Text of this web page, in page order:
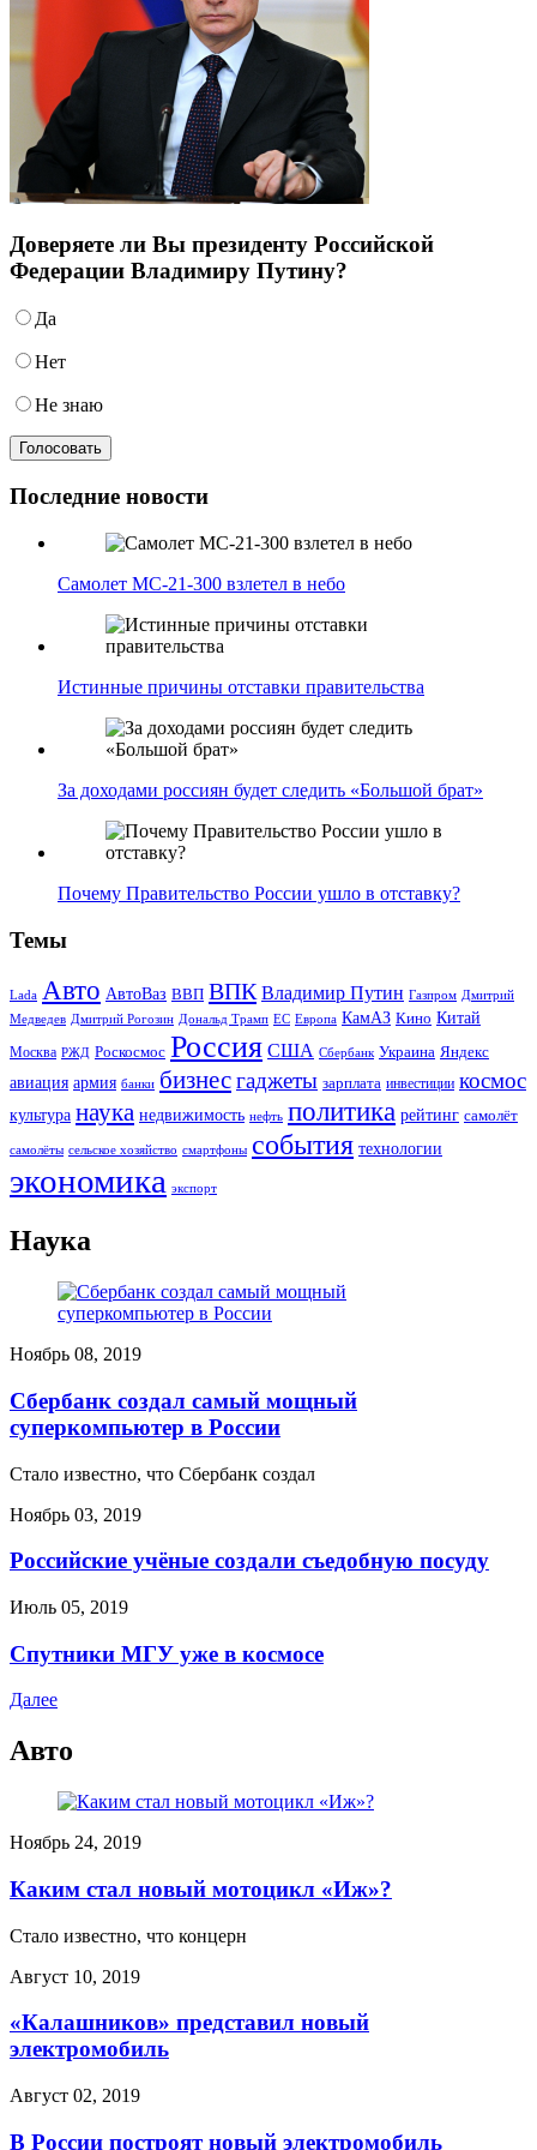
Доверяете ли Вы президенту Российской
Федерации Владимиру Путину?
Да
Нет
Не знаю
Последние новости
Самолет МС-21-300 взлетел в небо
Истинные причины отставки правительства
За доходами россиян будет следить «Большой брат»
Почему Правительство России ушло в отставку?
Темы
Lada Авто АвтоВаз ВВП ВПК Владимир Путин Газпром Дмитрий
Медведев Дмитрий Рогозин Дональд Трамп ЕС Европа КамАЗ Кино Китай
Москва РЖД Роскосмос Россия США Сбербанк Украина Яндекс
авиация армия банки бизнесгаджеты зарплата инвестиции космос
культура наука недвижимость нефть политика рейтинг самолёт
самолёты сельское хозяйство смартфоны события технологии
экономика экспорт
Наука
Ноябрь 08, 2019
Сбербанк создал самый мощный
суперкомпьютер в России
Стало известно, что Сбербанк создал
Ноябрь 03, 2019
Российские учёные создали съедобную посуду
Июль 05, 2019
Спутники МГУ уже в космосе
Далее
Авто
Ноябрь 24, 2019
Каким стал новый мотоцикл «Иж»?
Стало известно, что концерн
Август 10, 2019
«Калашников» представил новый
электромобиль
Август 02, 2019
В России построят новый электромобиль